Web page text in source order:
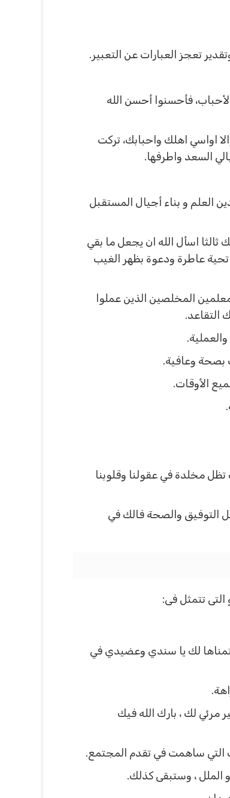
تعجز العبارات عن التعبير.
فأحسنوا أحسن الله
اواسي اهلك واحبابك، تركت
السعد واطرفها.
العلم و بناء أجيال المستقبل
ثالثا اسأل الله ان يجعل ما بقي
عاطرة ودعوة بظهر الغيب
المخلصين الذين عملوا
التقاعد.
بصحة وعافية.
الأوقات.
مخلدة في عقولنا وقلوبنا
التوفيق والصحة فالك في
تتمثل فى:
لك يا سندي وعضيدي في
لك ، بارك الله فيك
ساهمت في تقدم المجتمع.
، وستبقى كذلك.